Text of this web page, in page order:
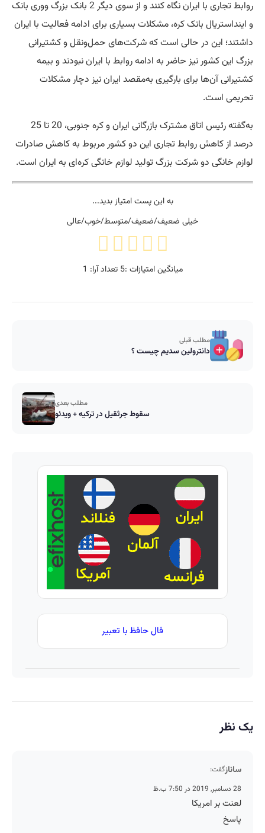
روابط تجاری با ایران نگاه کنند و از سوی دیگر 2 بانک بزرگ ووری بانک
و اینداستریال بانک کره، مشکلات بسیاری برای ادامه فعالیت با ایران
داشتند؛ این در حالی است که شرکت‌های حمل‌ونقل و کشتیرانی
بزرگ این کشور نیز حاضر به ادامه روابط با ایران نبودند و بیمه
کشتیرانی آن‌ها برای بارگیری به‌مقصد ایران نیز دچار مشکلات
تحریمی است.
به‌گفته رئیس اتاق مشترک بازرگانی ایران و کره جنوبی، 20 تا 25
درصد از کاهش روابط تجاری این دو کشور مربوط به کاهش صادرات
لوازم خانگی دو شرکت بزرگ تولید لوازم خانگی کره‌ای به ایران است.
به این پست امتیاز بدید...
خیلی ضعیف/ضعیف/متوسط/خوب/عالی
میانگین امتیازات :5 تعداد آرا: 1
مطلب قبلی
دانترولین سدیم چیست ؟
مطلب بعدی
سقوط جرثقیل در ترکیه + ویدئو
فال حافظ با تعبیر
یک نظر
سانازگفت:
28 دسامبر, 2019 در 7:50 ب.ظ
لعنت بر امریکا
پاسخ